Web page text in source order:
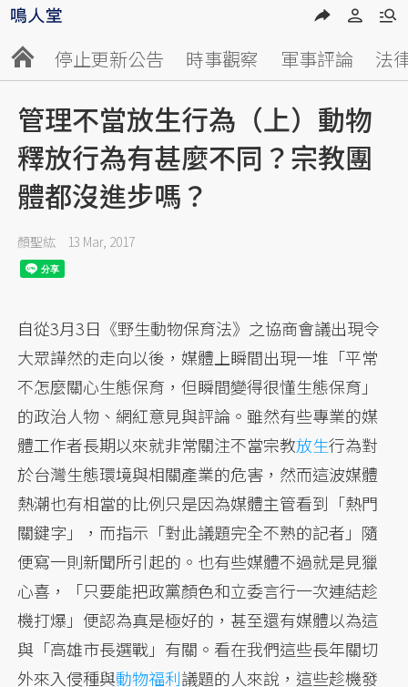
停止更新公告 時事觀察 軍事評論 法
管理不當放生行為（上）動物
釋放行為有甚麼不同？宗教團
體都沒進步嗎？
顏聖紘 13 Mar, 2017
自從3月3日《野生動物保育法》之協商會議出現令
大眾譁然的走向以後，媒體上瞬間出現一堆「平常
不怎麼關心生態保育，但瞬間變得很懂生態保育」
的政治人物、網紅意見與評論。雖然有些專業的媒
體工作者長期以來就非常關注不當宗教放生行為對
於台灣生態環境與相關產業的危害，然而這波媒體
熱潮也有相當的比例只是因為媒體主管看到「熱門
關鍵字」，而指示「對此議題完全不熟的記者」隨
便寫一則新聞所引起的。也有些媒體不過就是見獵
心喜，「只要能把政黨顏色和立委言行一次連結趁
機打爆」便認為真是極好的，甚至還有媒體以為這
與「高雄市長選戰」有關。看在我們這些長年關切
外來入侵種與動物福利議題的人來說，這些趁機發